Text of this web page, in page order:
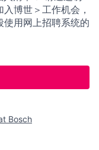
博世＞工作机会，
用网上招聘系统的
Bosch